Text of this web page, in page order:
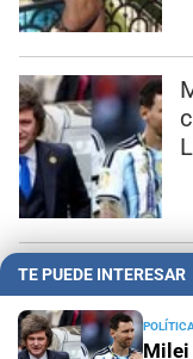
TE PUEDE INTERESAR
Milei